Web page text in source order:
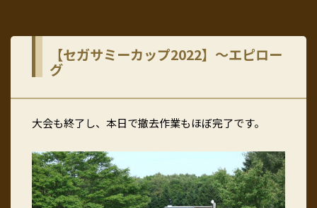
【セガサミーカップ2022】～エピロー
グ
大会も終了し、本日で撤去作業もほぼ完了です。